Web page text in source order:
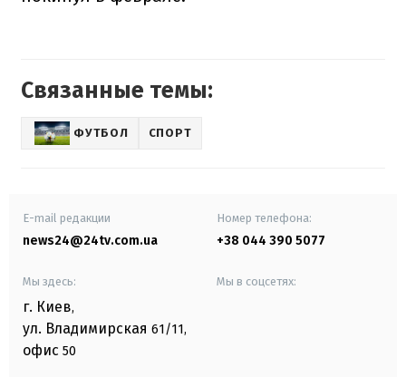
Связанные темы:
ФУТБОЛ СПОРТ
E-mail редакции
news24@24tv.com.ua
Номер телефона:
+38 044 390 5077
Мы здесь:
г. Киев,
ул. Владимирская 61/11,
офис 50
Мы в соцсетях: